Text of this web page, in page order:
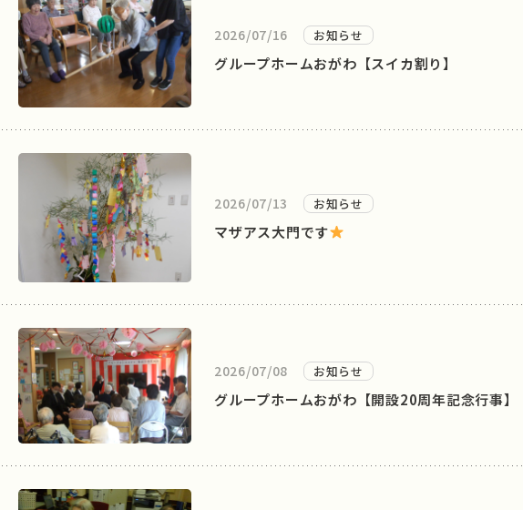
2026/07/16 お知らせ
グループホームおがわ【スイカ割り】
2026/07/13 お知らせ
マザアス大門です
2026/07/08 お知らせ
グループホームおがわ【開設20周年記念行事】